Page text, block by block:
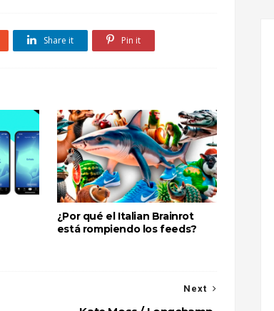
Share it Pin it
¿Por qué el Italian Brainrot
está rompiendo los feeds?
Next